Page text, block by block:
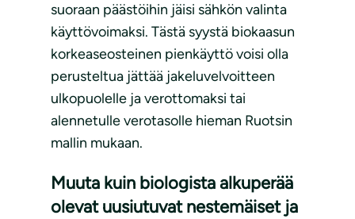
suoraan päästöihin jäisi sähkön valinta
käyttövoimaksi. Tästä syystä biokaasun
korkeaseosteinen pienkäyttö voisi olla
perusteltua jättää jakeluvelvoitteen
ulkopuolelle ja verottomaksi tai
alennetulle verotasolle hieman Ruotsin
mallin mukaan.
Muuta kuin biologista alkuperää
olevat uusiutuvat nestemäiset ja